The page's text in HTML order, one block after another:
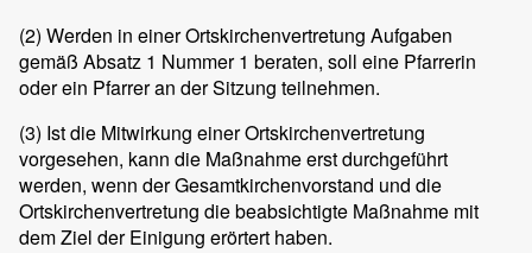
(2) Werden in einer Ortskirchenvertretung Aufgaben
gemäß Absatz 1 Nummer 1 beraten, soll eine Pfarrerin
oder ein Pfarrer an der Sitzung teilnehmen.
(3) Ist die Mitwirkung einer Ortskirchenvertretung
vorgesehen, kann die Maßnahme erst durchgeführt
werden, wenn der Gesamtkirchenvorstand und die
Ortskirchenvertretung die beabsichtigte Maßnahme mit
dem Ziel der Einigung erörtert haben.